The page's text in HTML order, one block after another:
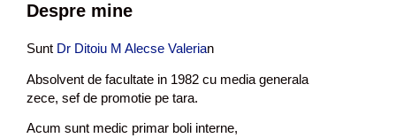
Despre mine
Sunt Dr Ditoiu M Alecse Valerian
Absolvent de facultate in 1982 cu media generala
zece, sef de promotie pe tara.
Acum sunt medic primar boli interne,